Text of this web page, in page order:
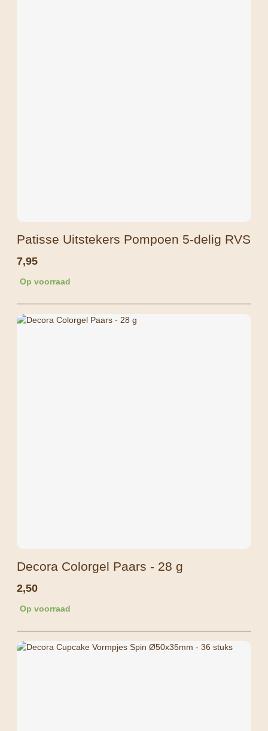
Patisse Uitstekers Pompoen 5-delig RVS
7,95
Op voorraad
Decora Colorgel Paars - 28 g
2,50
Op voorraad